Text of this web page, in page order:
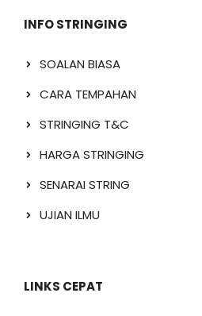
INFO STRINGING
SOALAN BIASA
CARA TEMPAHAN
STRINGING T&C
HARGA STRINGING
SENARAI STRING
UJIAN ILMU
LINKS CEPAT